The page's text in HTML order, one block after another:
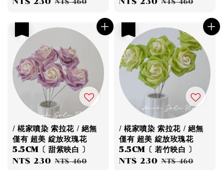
NT$ 460 NT$ 460
/ 椛家噴染 索拉花 / 絕無
僅有 超美 綻放玫瑰花
5.5CM〔 甜紫映白 〕
Sale
NT$ 230 Regular
NT$ 460
/ 椛家噴染 索拉花 / 絕無
僅有 超美 綻放玫瑰花
5.5CM〔 若竹映白 〕
Sale
NT$ 230 Regular
NT$ 460